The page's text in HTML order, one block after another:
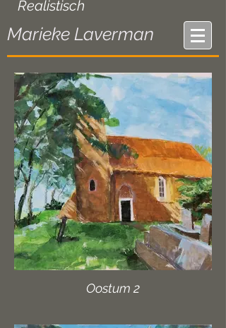
Marieke Laverman
Realistisch
Oostum 2